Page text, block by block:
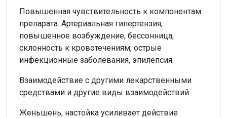
Повышенная чувствительность к компонентам
препарата. Артериальная гипертензия,
повышенное возбуждение, бессонница,
склонность к кровотечениям, острые
инфекционные заболевания, эпилепсия.
Взаимодействие с другими лекарственными
средствами и другие виды взаимодействий.
Женьшень, настойка усиливает действие